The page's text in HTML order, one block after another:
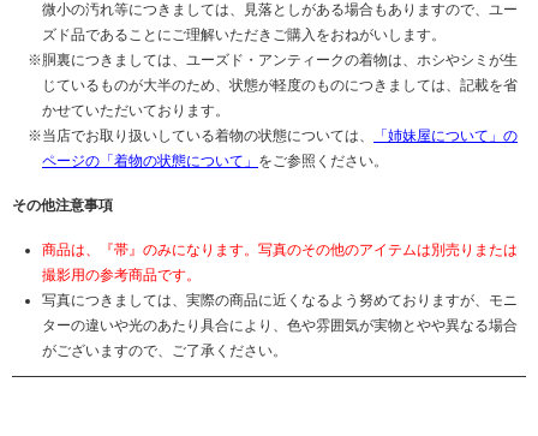
微小の汚れ等につきましては、見落としがある場合もありますので、ユー
ズド品であることにご理解いただきご購入をおねがいします。
胴裏につきましては、ユーズド・アンティークの着物は、ホシやシミが生
じているものが大半のため、状態が軽度のものにつきましては、記載を省
かせていただいております。
当店でお取り扱いしている着物の状態については、
「姉妹屋について」の
ページの「着物の状態について」 をご参照ください。
その他注意事項
商品は、『帯』のみになります。写真のその他のアイテムは別売りまたは
撮影用の参考商品です。
写真につきましては、実際の商品に近くなるよう努めておりますが、モニ
ターの違いや光のあたり具合により、色や雰囲気が実物とやや異なる場合
がございますので、ご了承ください。